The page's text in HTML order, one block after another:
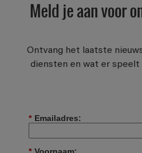
Meld je aan voor
Ontvang het laatste
diensten en wat er speelt